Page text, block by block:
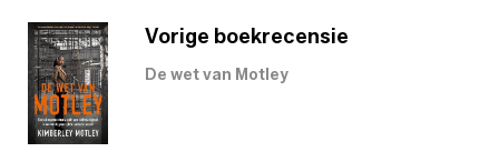
Vorige boekrecensie
De wet van Motley